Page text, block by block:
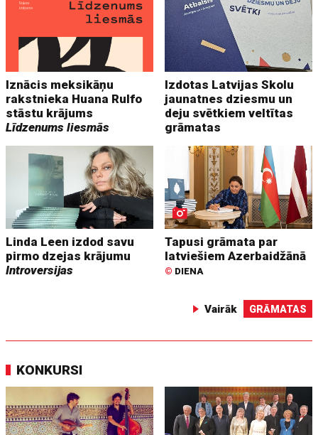
Iznācis meksikāņu
rakstnieka Huana Rulfo
stāstu krājums
Līdzenums liesmās
Izdotas Latvijas Skolu
jaunatnes dziesmu un
deju svētkiem veltītas
grāmatas
Linda Leen izdod savu
pirmo dzejas krājumu
Introversijas
Tapusi grāmata par
latviešiem Azerbaidžānā
© DIENA
Vairāk GRĀMATAS
KONKURSI